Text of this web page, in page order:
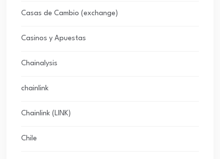
Casas de Cambio (exchange)
Casinos y Apuestas
Chainalysis
chainlink
Chainlink (LINK)
Chile